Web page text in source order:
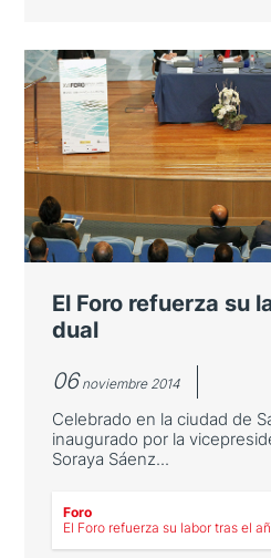
El envejecimiento
oportunidad
El XVIII Foro España
visiones para convertir el
sociedades cada vez
oportunidades de
LEER MÁS
El Foro refuerza su
dual
06 noviembre 2014
Celebrado en la ciudad de
inaugurado por la
Soraya Sáenz...
Foro
El Foro refuerza su labor tras el